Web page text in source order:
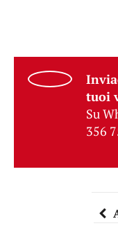
tuoi
Su
356